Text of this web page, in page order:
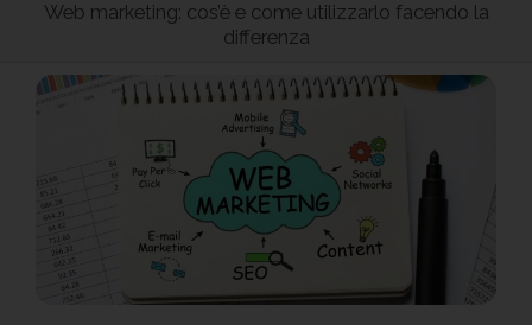
Web marketing: cos’è e come utilizzarlo facendo la
differenza